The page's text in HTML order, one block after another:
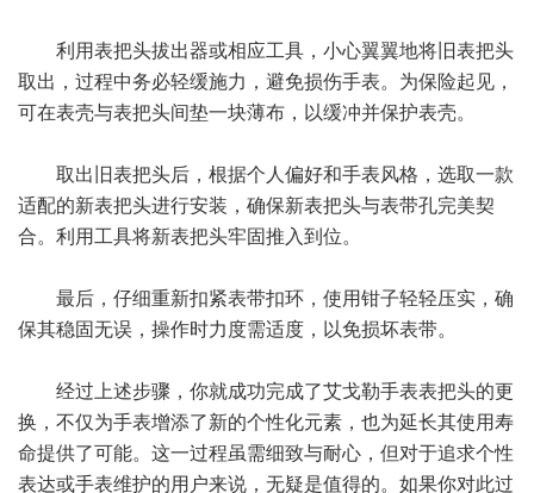
利用表把头拔出器或相应工具，小心翼翼地将旧表把头
取出，过程中务必轻缓施力，避免损伤手表。为保险起见，
可在表壳与表把头间垫一块薄布，以缓冲并保护表壳。
取出旧表把头后，根据个人偏好和手表风格，选取一款
适配的新表把头进行安装，确保新表把头与表带孔完美契
合。利用工具将新表把头牢固推入到位。
最后，仔细重新扣紧表带扣环，使用钳子轻轻压实，确
保其稳固无误，操作时力度需适度，以免损坏表带。
经过上述步骤，你就成功完成了艾戈勒手表表把头的更
换，不仅为手表增添了新的个性化元素，也为延长其使用寿
命提供了可能。这一过程虽需细致与耐心，但对于追求个性
表达或手表维护的用户来说，无疑是值得的。如果你对此过